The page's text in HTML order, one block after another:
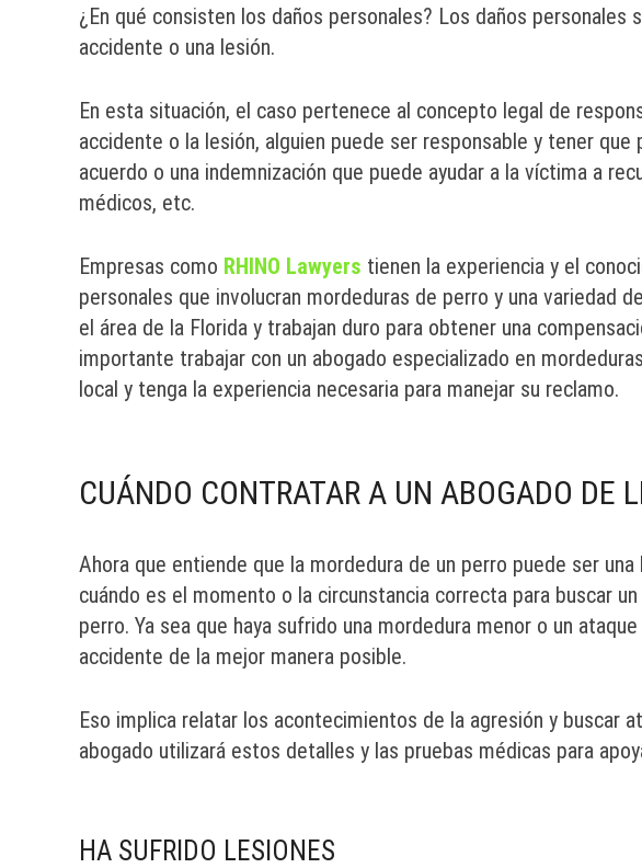
¿En qué consisten los daños personales? Los daños personales
accidente o una lesión.
En esta situación, el caso pertenece al concepto legal de
accidente o la lesión, alguien puede ser responsable y tener que
acuerdo o una indemnización que puede ayudar a la víctima a
médicos, etc.
Empresas como RHINO Lawyers tienen la experiencia y el
personales que involucran mordeduras de perro y una variedad
el área de la Florida y trabajan duro para obtener una
importante trabajar con un abogado especializado en
local y tenga la experiencia necesaria para manejar su reclamo.
CUÁNDO CONTRATAR A UN ABOGADO DE
Ahora que entiende que la mordedura de un perro puede ser
cuándo es el momento o la circunstancia correcta para buscar
perro. Ya sea que haya sufrido una mordedura menor o un
accidente de la mejor manera posible.
Eso implica relatar los acontecimientos de la agresión y buscar
abogado utilizará estos detalles y las pruebas médicas para
HA SUFRIDO LESIONES